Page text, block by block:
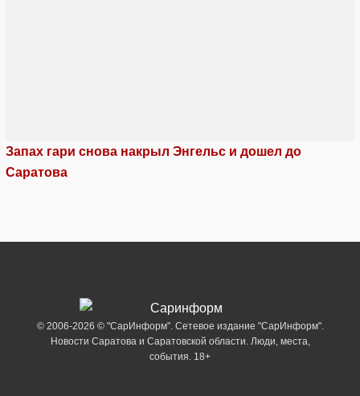
Запах гари снова накрыл Энгельс и дошел до
Саратова
© 2006-2026 © "СарИнформ". Сетевое издание "СарИнформ".
Новости Саратова и Саратовской области. Люди, места,
события. 18+